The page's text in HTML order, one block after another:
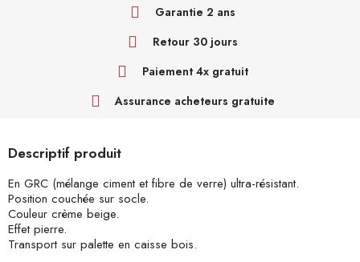
Garantie 2 ans
Retour 30 jours
Paiement 4x gratuit
Assurance acheteurs gratuite
Descriptif produit
En GRC (mélange ciment et fibre de verre) ultra-résistant.
Position couchée sur socle.
Couleur crème beige.
Effet pierre.
Transport sur palette en caisse bois.